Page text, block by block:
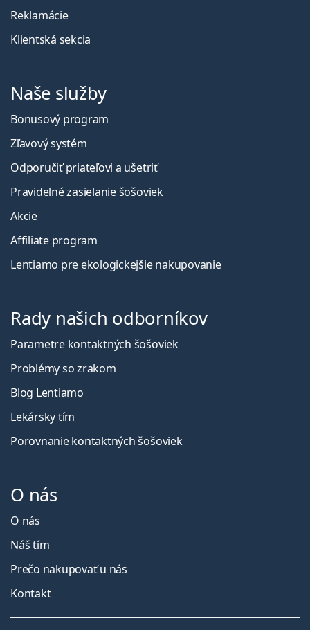
Reklamácie
Klientská sekcia
Naše služby
Bonusový program
Zľavový systém
Odporučiť priateľovi a ušetriť
Pravidelné zasielanie šošoviek
Akcie
Affiliate program
Lentiamo pre ekologickejšie nakupovanie
Rady našich odborníkov
Parametre kontaktných šošoviek
Problémy so zrakom
Blog Lentiamo
Lekársky tím
Porovnanie kontaktných šošoviek
O nás
O nás
Náš tím
Prečo nakupovať u nás
Kontakt